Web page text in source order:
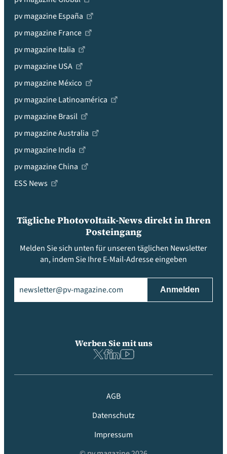
pv magazine España
pv magazine France
pv magazine Italia
pv magazine USA
pv magazine México
pv magazine Latinoamérica
pv magazine Brasil
pv magazine Australia
pv magazine India
pv magazine China
ESS News
Tägliche Photovoltaik-News direkt in Ihren
Posteingang
Melden Sie sich unten für unseren täglichen Newsletter
an, indem Sie Ihre E-Mail-Adresse eingeben
Werben Sie mit uns
AGB
Datenschutz
Impressum